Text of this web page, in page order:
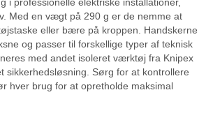
Med en vægt på 290 g er de nemme at
eller bære på kroppen. Handskerne
og passer til forskellige typer af teknisk
med andet isoleret værktøj fra Knipex
sikkerhedsløsning. Sørg for at kontrollere
hver brug for at opretholde maksimal